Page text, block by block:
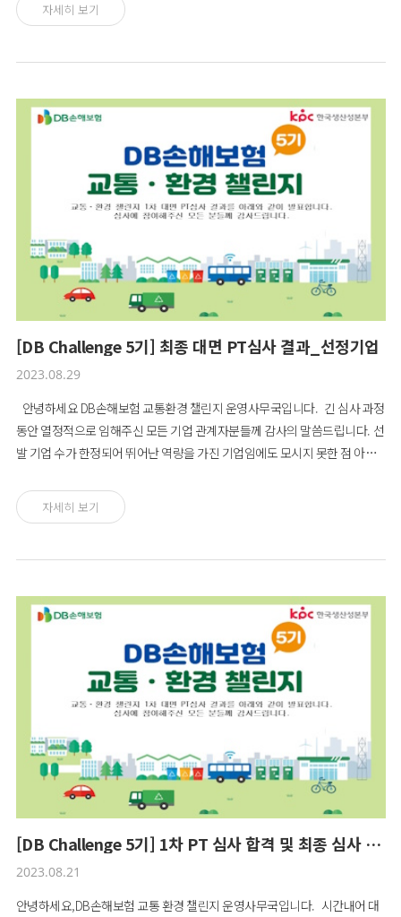
17:00 ㅇ 장 소 : 코엑스 스튜디오 159ㅇ 참가대상 : DB교통환경챌린지, 소셜
23:59:59 까지 ㅇ 행사문의 : DB교통환경챌린지 운영사무국 (02-724-1887 /
융이니셔티브 한국대표) 대표- 주 제 : 탄소중립의 첨병, 기후테크와 K-택소노
템 개발 기업- 마들렌메모리: 브랜드를 위한 B2B 중고마켓 솔루션 창조 기업
어메스: 데이터와 인공지능을 활용한 자동차 자원순환 솔루션 창조 기업빅모
빌리티: 도시의 Dead Space를 재생하여 화물차 주차장 개발 및 온라인 검색
플랫폼 ‘트랙헬퍼’ 개발 기업포그: 교통 빅데이터 분석을 통해 개발한 최다빈
도 교통사고 가상 체험 모바일 서비스를 제공하는 기업 ※ 안내사항- 본 컨퍼
런스는 무료로 누구나 참여 가능하며, 선착순으로 신청 마감될 수 있습니다.-
주차 지원이 어려울 수 있어, 가급적 대중교통을 이용해주시기 바랍니다.- 참
가하시는 모든 분들에게 소정의 기념품을 제공드릴 예정이며, 현장에서 챌린
저 기업 부스 탐방, 럭키드로우 등 다양한 이벤트가 있으니 많은 참여와 관심
부탁드립니다. ■ 신청방법 ㅇ 온라인 신청(구글 폼) (상기포스터 참가신청
클릭)
자세히 보기
[DB Challenge 5기] 최종 대면 PT심사 결과_선정기업
2023.08.29
안녕하세요 DB손해보험 교통환경 챌린지 운영사무국입니다. 긴 심사 과정
동안 열정적으로 임해주신 모든 기업 관계자분들께 감사의 말씀드립니다. 선
발 기업 수가 한정되어 뛰어난 역량을 가진 기업임에도 모시지 못한 점 아쉽
정 기업을 대상으로, 금주 내로 추후 일정에 관한 개별 안내 드릴 예정이니, 참
고 바랍니다.
자세히 보기
[DB Challenge 5기] 1차 PT 심사 합격 및 최종 심사 일정 안내
2023.08.21
안녕하세요,DB손해보험 교통 환경 챌린지 운영사무국입니다. 시간내어 대